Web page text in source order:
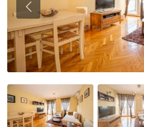
Previous